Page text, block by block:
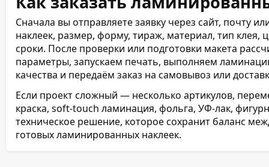
Сначала вы отправляете заявку через сайт, почту
наклеек, размер, форму, тираж, материал, тип клея,
сроки. После проверки или подготовки макета
параметры, запускаем печать, выполняем
качества и передаём заказ на самовывоз или
Если проект сложный — несколько артикулов,
краска, soft-touch ламинация, фольга, УФ-лак,
техническое решение, которое сохранит баланс
готовых ламинированных наклеек.